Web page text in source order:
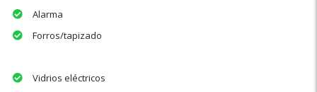
Alarma
Forros/tapizado
Vidrios eléctricos